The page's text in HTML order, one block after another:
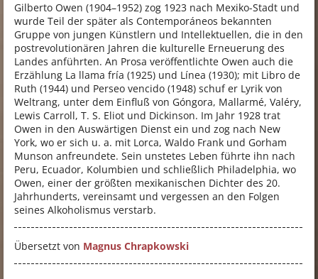
Gilberto Owen (1904–1952) zog 1923 nach Mexiko-Stadt und
wurde Teil der später als Contemporáneos bekannten
Gruppe von jungen Künstlern und Intellektuellen, die in den
postrevolutionären Jahren die kulturelle Erneuerung des
Landes anführten. An Prosa veröffentlichte Owen auch die
Erzählung La llama fría (1925) und Línea (1930); mit Libro de
Ruth (1944) und Perseo vencido (1948) schuf er Lyrik von
Weltrang, unter dem Einfluß von Góngora, Mallarmé, Valéry,
Lewis Carroll, T. S. Eliot und Dickinson. Im Jahr 1928 trat
Owen in den Auswärtigen Dienst ein und zog nach New
York, wo er sich u. a. mit Lorca, Waldo Frank und Gorham
Munson anfreundete. Sein unstetes Leben führte ihn nach
Peru, Ecuador, Kolumbien und schließlich Philadelphia, wo
Owen, einer der größten mexikanischen Dichter des 20.
Jahrhunderts, vereinsamt und vergessen an den Folgen
seines Alkoholismus verstarb.
Übersetzt von Magnus Chrapkowski